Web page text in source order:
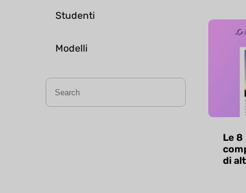
Studenti
Modelli
Le
di